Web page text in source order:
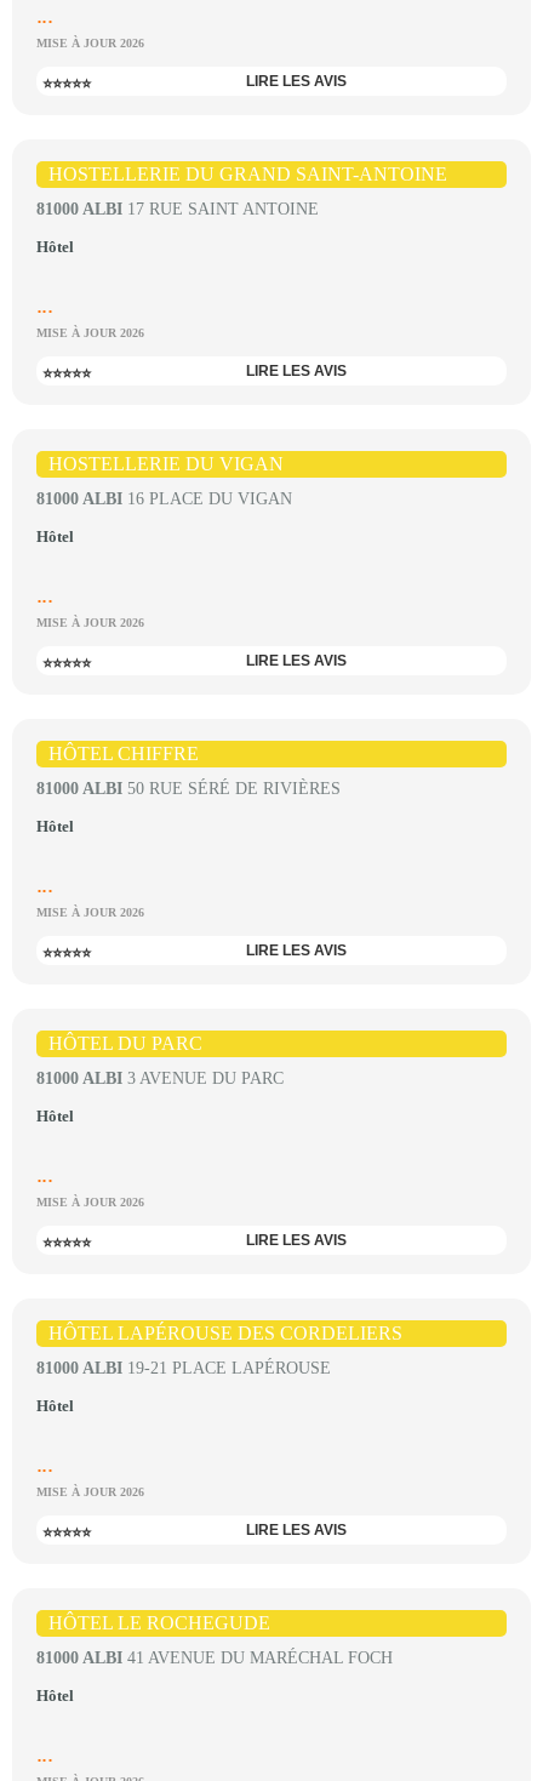
...
MISE À JOUR 2026
⭐⭐⭐⭐⭐ LIRE LES AVIS
HOSTELLERIE DU GRAND SAINT-ANTOINE
81000 ALBI 17 RUE SAINT ANTOINE
Hôtel
...
MISE À JOUR 2026
⭐⭐⭐⭐⭐ LIRE LES AVIS
HOSTELLERIE DU VIGAN
81000 ALBI 16 PLACE DU VIGAN
Hôtel
...
MISE À JOUR 2026
⭐⭐⭐⭐⭐ LIRE LES AVIS
HÔTEL CHIFFRE
81000 ALBI 50 RUE SÉRÉ DE RIVIÈRES
Hôtel
...
MISE À JOUR 2026
⭐⭐⭐⭐⭐ LIRE LES AVIS
HÔTEL DU PARC
81000 ALBI 3 AVENUE DU PARC
Hôtel
...
MISE À JOUR 2026
⭐⭐⭐⭐⭐ LIRE LES AVIS
HÔTEL LAPÉROUSE DES CORDELIERS
81000 ALBI 19-21 PLACE LAPÉROUSE
Hôtel
...
MISE À JOUR 2026
⭐⭐⭐⭐⭐ LIRE LES AVIS
HÔTEL LE ROCHEGUDE
81000 ALBI 41 AVENUE DU MARÉCHAL FOCH
Hôtel
...